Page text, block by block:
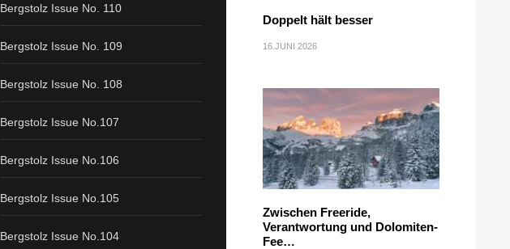
Bergstolz Issue No. 110
Bergstolz Issue No. 109
Bergstolz Issue No. 108
Bergstolz Issue No.107
Bergstolz Issue No.106
Bergstolz Issue No.105
Bergstolz Issue No.104
Doppelt hält besser
16.JUNI 2026
Zwischen Freeride,
Verantwortung und Dolomiten-
Fee…